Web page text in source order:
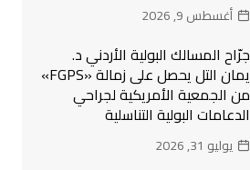
أغسطس 9, 2026
جرّاح المسالك البولية الأردني د.
يمان التل يحصل على زمالة «FGPS»
من الجمعية الأمريكية لجراحي
الدعامات البولية التناسلية
يوليو 31, 2026